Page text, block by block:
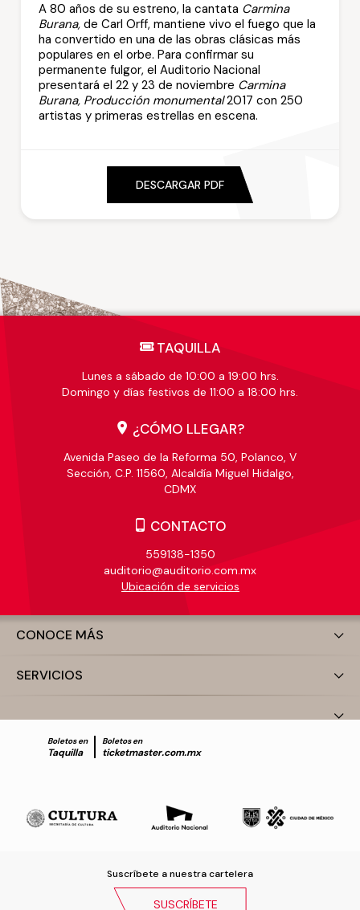
A 80 años de su estreno, la cantata Carmina
Burana, de Carl Orff, mantiene vivo el fuego que la
ha convertido en una de las obras clásicas más
populares en el orbe. Para confirmar su
permanente fulgor, el Auditorio Nacional
presentará el 22 y 23 de noviembre Carmina
Burana, Producción monumental2017 con 250
artistas y primeras estrellas en escena.
DESCARGAR PDF
TAQUILLA
Lunes a sábado de 10:00 a 19:00 hrs.
Domingo y días festivos de 11:00 a 18:00 hrs.
¿CÓMO LLEGAR?
Avenida Paseo de la Reforma 50, Polanco, V
Sección, C.P. 11560, Alcaldía Miguel Hidalgo,
CDMX
CONTACTO
559138-1350
auditorio@auditorio.com.mx
Ubicación de servicios
CONOCE MÁS
SERVICIOS
Boletos en
Taquilla
Boletos en
ticketmaster.com.mx
Suscríbete a nuestra cartelera
SUSCRÍBETE